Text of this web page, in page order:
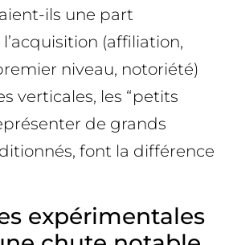
ils une part
(affiliation,
niveau, notoriété)
verticales, les “petits
de grands
font la différence
expérimentales